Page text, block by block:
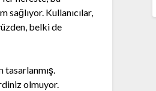
Kullanıcılar,
belki de
tasarlanmış.
olmuyor.